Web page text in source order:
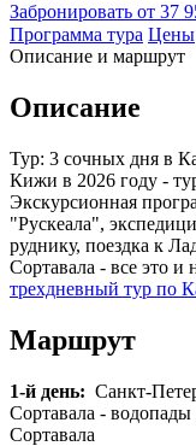
Забронировать от 37
Программа тура Цены
Описание и маршрут
Описание
Тур: 3 сочных дня в
Кижи в 2026 году -
Экскурсионная
"Рускеала",
руднику, поездка к
Сортавала - все это и
трехдневный тур по
Маршрут
1-й день: Санкт-
Сортавала -
Сортавала